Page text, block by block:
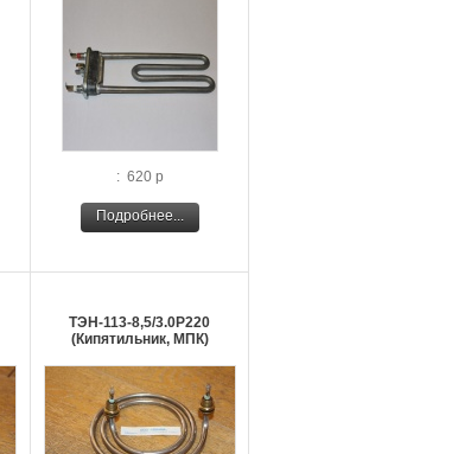
: 620 р
Подробнее...
ТЭН-113-8,5/3.0Р220
(Кипятильник, МПК)